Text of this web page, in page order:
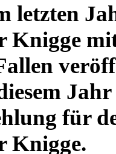
letzten
Knigge
für
Knigge.